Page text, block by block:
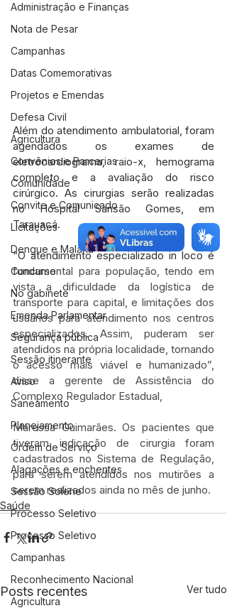
Administração e Finanças
Nota de Pesar
Campanhas
Datas Comemorativas
Projetos e Emendas
Defesa Civil
Agricultura
Convênios e Parcerias
Comunidade
Convite e Comunicado
Licitações
Dengue e Malária
Concurso
No gabinete
Emenda Parlamentar
Segurança pública
Sessão itinerante
Aviso
Saneamento
Planejamento
Ordem de Serviço
Alagações e enchentes
Sessão Solene
Processo Seletivo
Processo Seletivo
Campanhas
Reconhecimento Nacional
Agricultura
Além do atendimento ambulatorial, foram
agendados os exames de
eletrocardiograma, raio-x, hemograma
completo e a avaliação do risco
cirúrgico. As cirurgias serão realizadas
no Hospital Sansão Gomes, em
Tarauacá.
“O atendimento especializado in loco é
fundamental para população, tendo em
vista a dificuldade da logística de
transporte para capital, e limitações dos
usuários para atendimento nos centros
especializados. Assim, puderam ser
atendidos na própria localidade, tornando
o acesso mais viável e humanizado”,
disse a gerente de Assistência do
Complexo Regulador Estadual,
Maressa Guimarães. Os pacientes que
tiveram indicação de cirurgia foram
cadastrados no Sistema de Regulação,
para serem atendidos nos mutirões a
serem realizados ainda no mês de junho.
Saúde
Posts recentes Ver tudo